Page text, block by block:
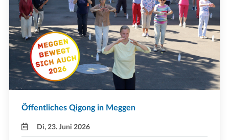
Öffentliches Qigong in Meggen
Di, 23. Juni 2026